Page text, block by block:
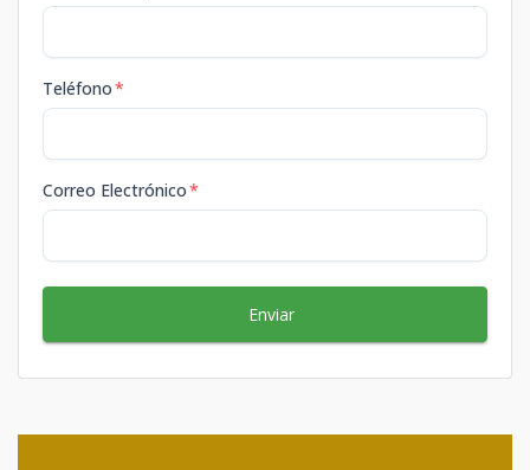
Teléfono*
Correo Electrónico*
Enviar